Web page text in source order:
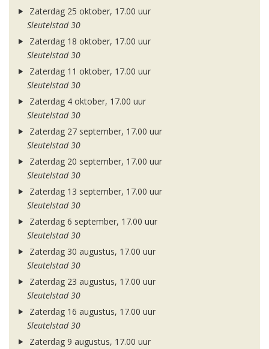
Zaterdag 25 oktober, 17.00 uur
Sleutelstad 30
Zaterdag 18 oktober, 17.00 uur
Sleutelstad 30
Zaterdag 11 oktober, 17.00 uur
Sleutelstad 30
Zaterdag 4 oktober, 17.00 uur
Sleutelstad 30
Zaterdag 27 september, 17.00 uur
Sleutelstad 30
Zaterdag 20 september, 17.00 uur
Sleutelstad 30
Zaterdag 13 september, 17.00 uur
Sleutelstad 30
Zaterdag 6 september, 17.00 uur
Sleutelstad 30
Zaterdag 30 augustus, 17.00 uur
Sleutelstad 30
Zaterdag 23 augustus, 17.00 uur
Sleutelstad 30
Zaterdag 16 augustus, 17.00 uur
Sleutelstad 30
Zaterdag 9 augustus, 17.00 uur